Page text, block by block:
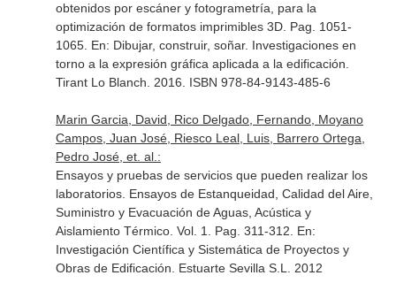
obtenidos por escáner y fotogrametría, para la
optimización de formatos imprimibles 3D. Pag. 1051-
1065. En: Dibujar, construir, soñar. Investigaciones en
torno a la expresión gráfica aplicada a la edificación
Tirant Lo Blanch. 2016. ISBN 978-84-9143-485-6
Marin Garcia, David, Rico Delgado, Fernando, Moyano
Campos, Juan José, Riesco Leal, Luis, Barrero Ortega,
Pedro José, et. al.:
Ensayos y pruebas de servicios que pueden realizar los
laboratorios. Ensayos de Estanqueidad, Calidad del Aire,
Suministro y Evacuación de Aguas, Acústica y
Aislamiento Térmico. Vol. 1. Pag. 311-312. En:
Investigación Científica y Sistemática de Proyectos y
Obras de Edificación . Estuarte Sevilla S.L. 2012